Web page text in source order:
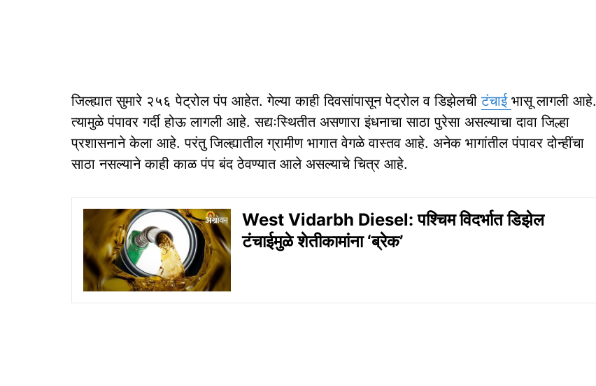
जिल्ह्यात सुमारे २५६ पेट्रोल पंप आहेत. गेल्या काही दिवसांपासून पेट्रोल व डिझेलचीटंचाई भासू लागली आहे.
त्यामुळे पंपावर गर्दी होऊ लागली आहे. सद्यःस्थितीत असणारा इंधनाचा साठा पुरेसा असल्याचा दावा जिल्हा
प्रशासनाने केला आहे. परंतु जिल्ह्यातील ग्रामीण भागात वेगळे वास्तव आहे. अनेक भागांतील पंपावर दोन्हींचा
साठा नसल्याने काही काळ पंप बंद ठेवण्यात आले असल्याचे चित्र आहे.
West Vidarbh Diesel: पश्चिम विदर्भात डिझेल
टंचाईमुळे शेतीकामांना ‘ब्रेक’